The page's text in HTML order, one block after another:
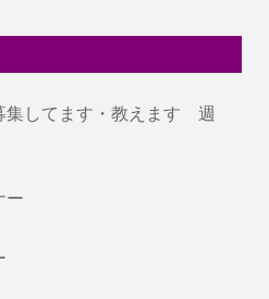
集してます・教えます 週
ー